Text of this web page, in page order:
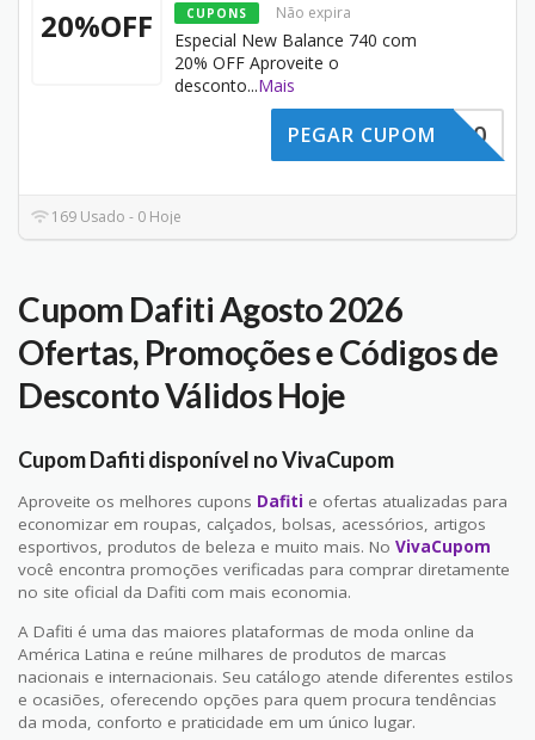
20%OFF CUPONS Não expira
Especial New Balance 740 com
20% OFF Aproveite o
desconto...Mais
NB740
PEGAR CUPOM
169 Usado - 0 Hoje
Cupom Dafiti Agosto 2026
Ofertas, Promoções e Códigos de
Desconto Válidos Hoje
Cupom Dafiti disponível no VivaCupom
Aproveite os melhores cupons Dafiti e ofertas atualizadas para
economizar em roupas, calçados, bolsas, acessórios, artigos
esportivos, produtos de beleza e muito mais. No VivaCupom
você encontra promoções verificadas para comprar diretamente
no site oficial da Dafiti com mais economia.
A Dafiti é uma das maiores plataformas de moda online da
América Latina e reúne milhares de produtos de marcas
nacionais e internacionais. Seu catálogo atende diferentes estilos
e ocasiões, oferecendo opções para quem procura tendências
da moda, conforto e praticidade em um único lugar.